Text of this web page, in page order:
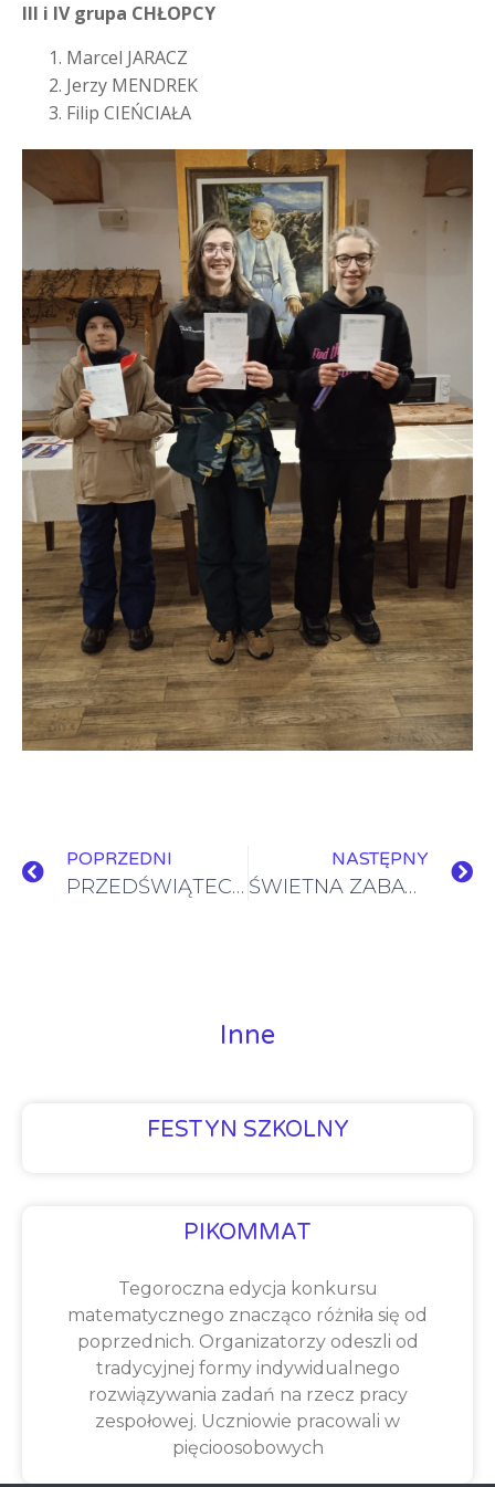
III i IV grupa CHŁOPCY
Marcel JARACZ
Jerzy MENDREK
Filip CIEŃCIAŁA
POPRZEDNI
PRZEDŚWIĄTECZNE SPOTKANIE PRZY CHOINCE
NASTĘPNY
ŚWIETNA ZABAWA KARNAWAŁOWA
Inne
FESTYN SZKOLNY
PIKOMMAT
Tegoroczna edycja konkursu
matematycznego znacząco różniła się od
poprzednich. Organizatorzy odeszli od
tradycyjnej formy indywidualnego
rozwiązywania zadań na rzecz pracy
zespołowej. Uczniowie pracowali w
pięcioosobowych